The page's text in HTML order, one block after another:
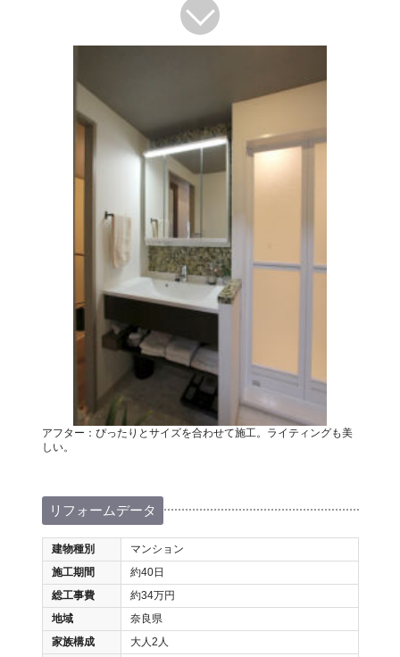
アフター：ぴったりとサイズを合わせて施工。ライティングも美
しい。
リフォームデータ
建物種別
マンション
施工期間
約40日
総工事費
約34万円
地域
奈良県
家族構成
大人2人